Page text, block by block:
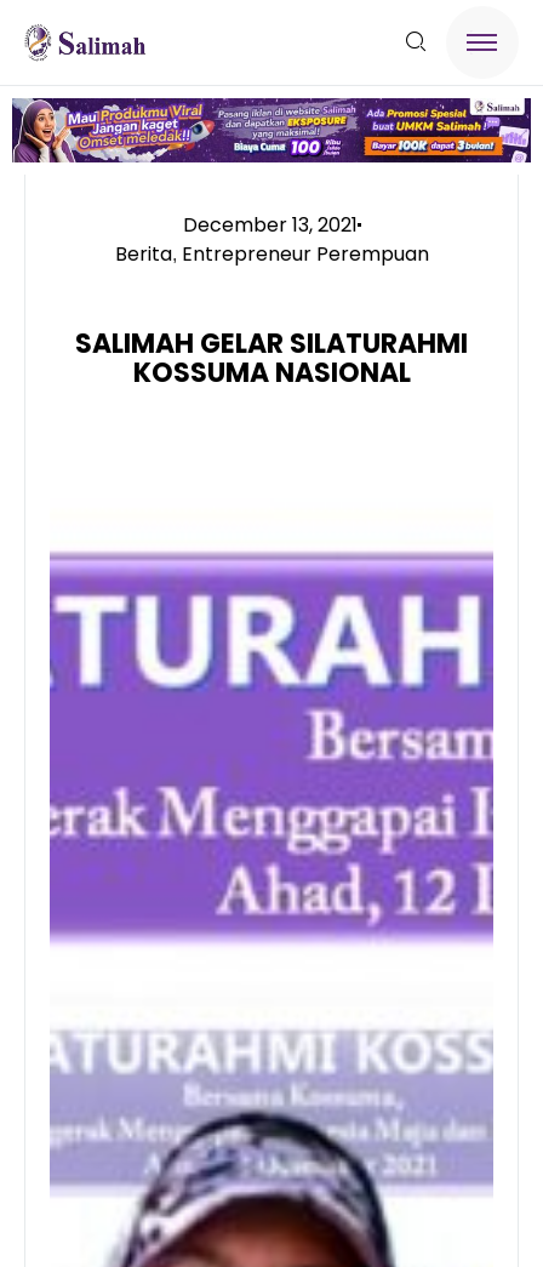
December 13, 2021
Berita, Entrepreneur Perempuan
SALIMAH GELAR SILATURAHMI
KOSSUMA NASIONAL